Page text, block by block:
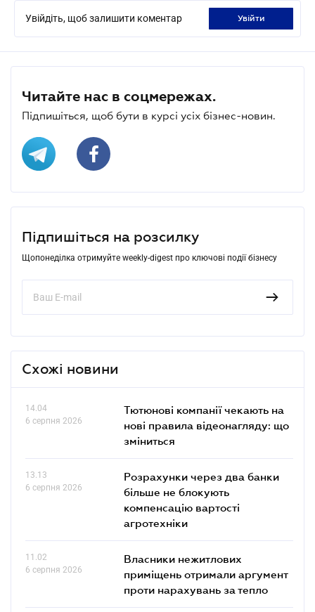
Увійдіть, щоб залишити коментар увійти
Читайте нас в соцмережах.
Підпишіться, щоб бути в курсі усіх бізнес-новин.
Підпишіться на розсилку
Щопонеділка отримуйте weekly-digest про ключові події бізнесу
Схожі новини
14.04
6 серпня 2026
Тютюнові компанії чекають на
нові правила відеонагляду: що
зміниться
13.13
6 серпня 2026
Розрахунки через два банки
більше не блокують
компенсацію вартості
агротехніки
11.02
6 серпня 2026
Власники нежитлових
приміщень отримали аргумент
проти нарахувань за тепло